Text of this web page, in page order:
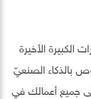
الكبيرة الأخيرة
بالذكاء الصنعيّ
جميع أعمالك في